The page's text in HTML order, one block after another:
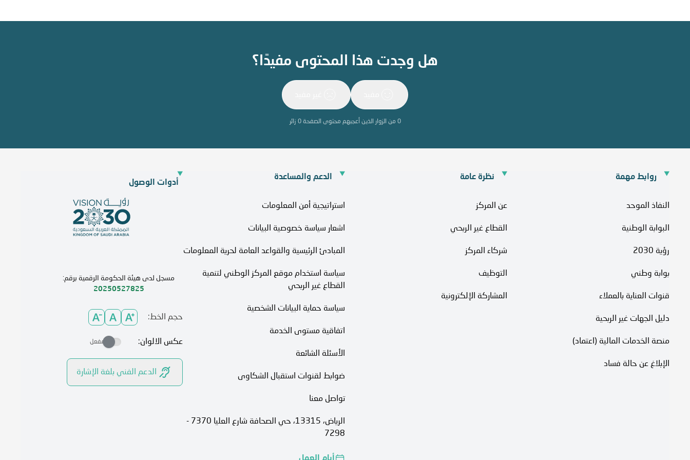
هل وجدت هذا المحتوى مفيدًا؟
0 من الزوار الذين أعجبهم محتوى الصفحة0 زائر
أدوات الوصول
مسجل لدى هيئة الحكومة الرقمية برقم:
20250527825
حجم الخط:
عكس الالوان: مفعل
الدعم الفني بلغة الإشارة
روابط مهمة
النفاذ الموحد
البوابة الوطنية
رؤية 2030
بوابة وطني
قنوات العناية بالعملاء
دليل الجهات غير الربحية
منصة الخدمات المالية (اعتماد)
الإبلاغ عن حالة فساد
نظرة عامة
عن المركز
القطاع غير الربحي
شركاء المركز
التوظيف
المشاركة الإلكترونية
الدعم والمساعدة
استراتيجية أمن المعلومات
اشعار سياسة خصوصية البيانات
المبادئ الرئيسية والقواعد العامة لحرية المعلومات
سياسة استخدام موقع المركز الوطني لتنمية
القطاع غير الربحي
سياسة حماية البيانات الشخصية
اتفاقية مستوى الخدمة​
الأسئلة الشائعة
ضوابط لقنوات استقبال الشكاوى
تواصل معنا
الرياض، 13315، حي الصحافة شارع العليا 7370 -
7298